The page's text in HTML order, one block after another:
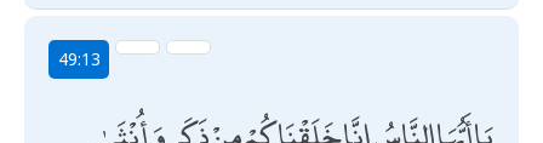
49:13